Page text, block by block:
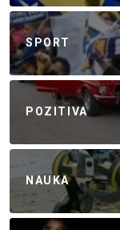
SPORT
POZITIVA
NAUKA